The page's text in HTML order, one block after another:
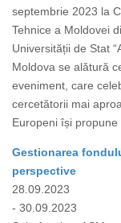
septembrie 2023 la
Tehnice a Moldovei
Universității de Stat
Moldova se alătură
eveniment, care
cercetătorii mai
Europeni își propune
Gestionarea
perspective
28.09.2023
- 30.09.2023